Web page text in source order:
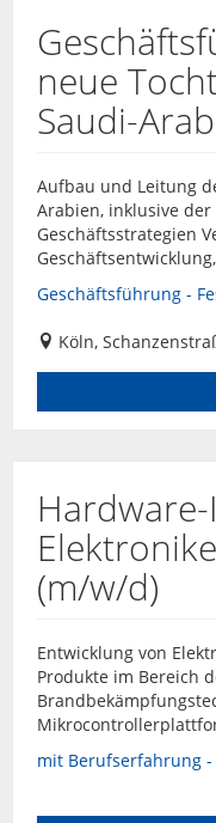
neue
Saudi-
Aufbau und Leitung
Arabien, inklusive
Geschäftsstrategien
Geschäftsführung -
Köln,
(m/w/d)
Entwicklung von
Produkte im Bereich
mit Berufserfahrung